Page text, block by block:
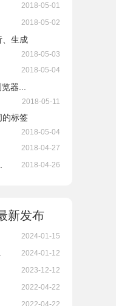
2018-05-01
2018-05-02
、生成
2018-05-03
2018-05-04
器...
2018-05-11
的标签
2018-05-04
2018-04-27
2018-04-26
新发布
2024-01-15
2024-01-12
2023-12-12
2022-04-22
2022-04-22